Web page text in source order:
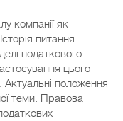
компанії як
питання.
податкового
цього
Актуальні положення
теми. Правова